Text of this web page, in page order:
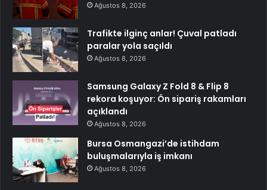
Ağustos 8, 2026
Trafikte ilginç anlar! Çuval patladı
paralar yola saçıldı
Ağustos 8, 2026
Samsung Galaxy Z Fold 8 & Flip 8
rekora koşuyor: Ön sipariş rakamları
açıklandı
Ağustos 8, 2026
Bursa Osmangazi’de istihdam
buluşmalarıyla iş imkanı
Ağustos 8, 2026